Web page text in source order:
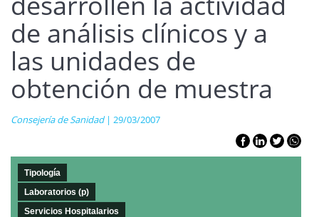
de análisis clínicos y a
las unidades de
obtención de muestra
Consejería de Sanidad| 29/03/2007
Tipología
Laboratorios (p)
Servicios Hospitalarios